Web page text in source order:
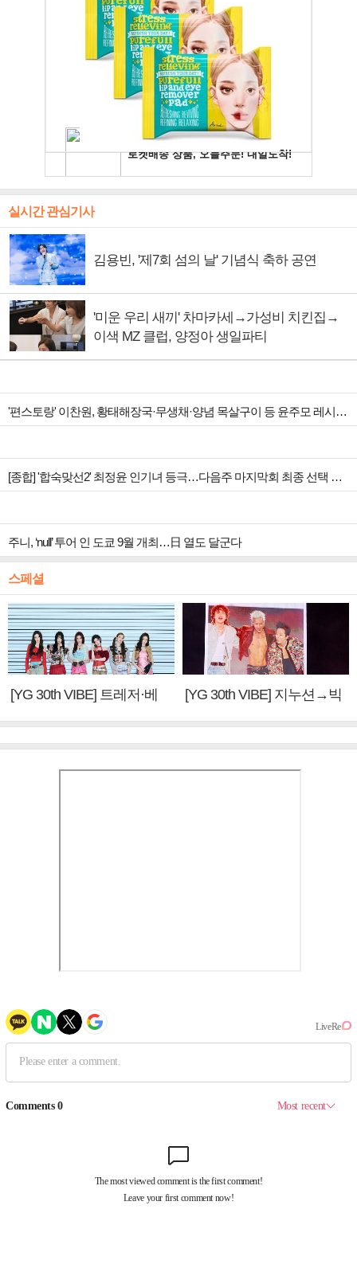
실시간 관심기사
김용빈, '제7회 섬의 날' 기념식 축하 공연
'미운 우리 새끼' 차마카세→가성비 치킨집→
이색 MZ 클럽, 양정아 생일파티
'편스토랑' 이찬원, 황태해장국·무생채·양념 목살구이 등 윤주모 레시피 섭렵
[종합] '합숙맞선2' 최정윤 인기녀 등극…다음주 마지막회 최종 선택 예고
주니, ‘null’ 투어 인 도쿄 9월 개최…日 열도 달군다
스페셜
[YG 30th VIBE] 트레저·베
[YG 30th VIBE] 지누션→빅